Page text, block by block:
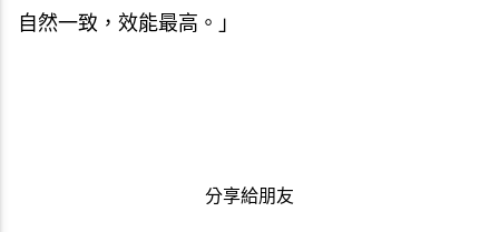
自然一致，效能最高。」
分享給朋友